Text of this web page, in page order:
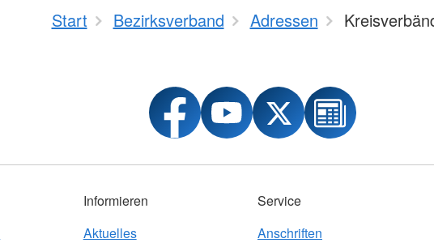
Start Bezirksverband Adressen
Informieren
Aktuelles
Service
Anschriften